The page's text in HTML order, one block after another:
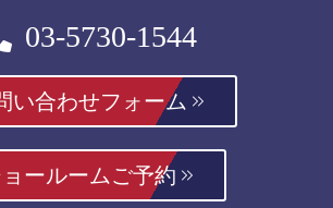
03-5730-1544
い合わせフォーム
ールームご予約